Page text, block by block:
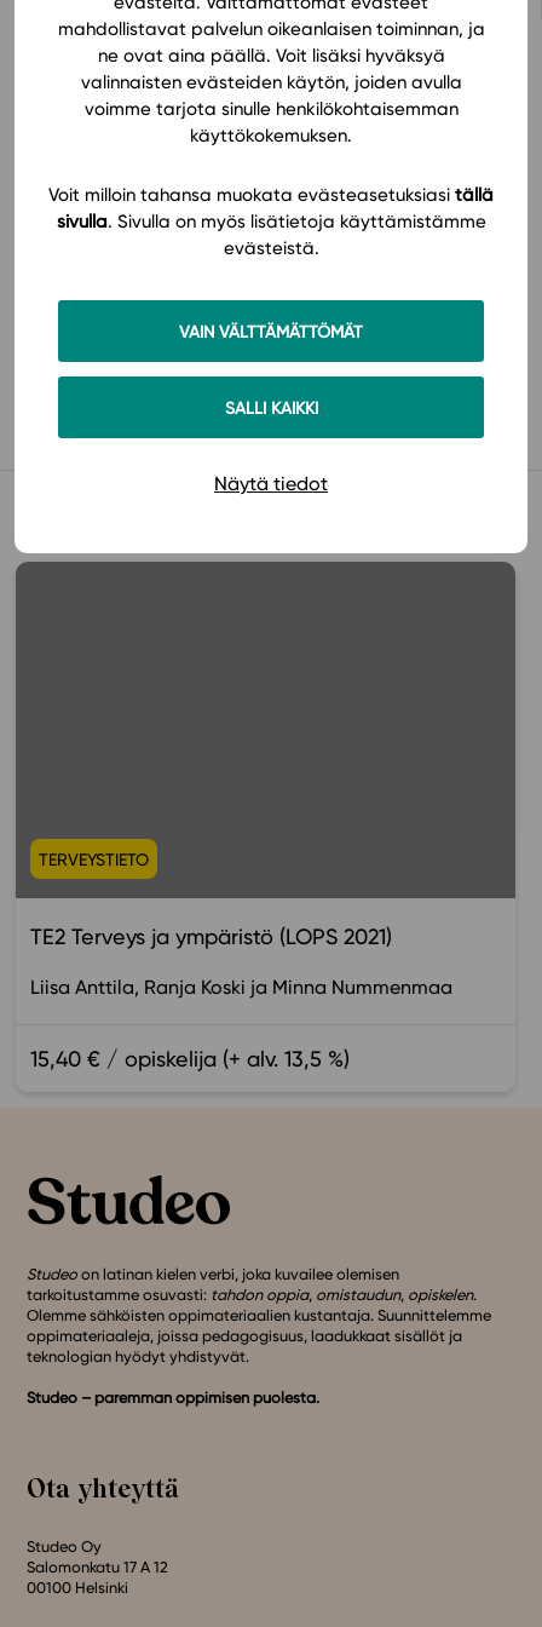
mahdollistavat palvelun oikeanlaisen toiminnan, ja
ne ovat aina päällä. Voit lisäksi hyväksyä
valinnaisten evästeiden käytön, joiden avulla
voimme tarjota sinulle henkilökohtaisemman
käyttökokemuksen.
Voit milloin tahansa muokata evästeasetuksiasi tällä
sivulla. Sivulla on myös lisätietoja käyttämistämme
evästeistä.
VAIN VÄLTTÄMÄTTÖMÄT
SALLI KAIKKI
Näytä tiedot
Käyttöönotto
TERVEYSTIETO
TE2 Terveys ja ympäristö (LOPS 2021)
Liisa Anttila Ranja Koski Minna Nummenmaa
15,40 € / opiskelija (+ alv. 13,5 %)
Studeo on latinan kielen verbi, joka kuvailee olemisen
tarkoitustamme osuvasti: tahdon oppia, omistaudun, opiskelen.
Olemme sähköisten oppimateriaalien kustantaja. Suunnittelemme
oppimateriaaleja, joissa pedagogisuus, laadukkaat sisällöt ja
teknologian hyödyt yhdistyvät.
Studeo – paremman oppimisen puolesta.
Ota yhteyttä
Studeo Oy
Salomonkatu 17 A 12
00100 Helsinki